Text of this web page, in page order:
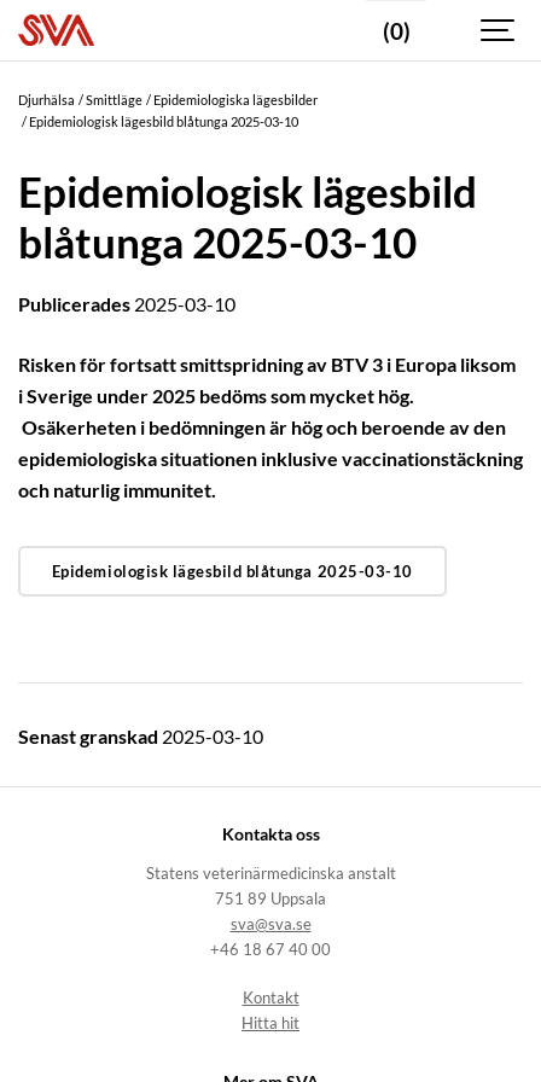
(0)
Djurhälsa Smittläge
Epidemiologiska lägesbilder
Epidemiologisk lägesbild blåtunga 2025-03-10
Epidemiologisk lägesbild
blåtunga 2025-03-10
Publicerades 2025-03-10
Risken för fortsatt smittspridning av BTV 3 i Europa liksom
i Sverige under 2025 bedöms som mycket hög.
Osäkerheten i bedömningen är hög och beroende av den
epidemiologiska situationen inklusive vaccinationstäckning
och naturlig immunitet.
Epidemiologisk lägesbild blåtunga 2025-03-10
Senast granskad 2025-03-10
Kontakta oss
Statens veterinärmedicinska anstalt
751 89 Uppsala
sva@sva.se
+46 18 67 40 00
Kontakt
Hitta hit